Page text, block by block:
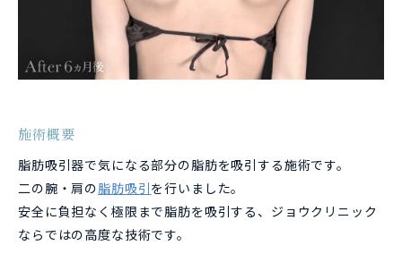
施術概要
脂肪吸引器で気になる部分の脂肪を吸引する施術です。
二の腕・肩の脂肪吸引を行いました。
安全に負担なく極限まで脂肪を吸引する、ジョウクリニック
ならではの高度な技術です。